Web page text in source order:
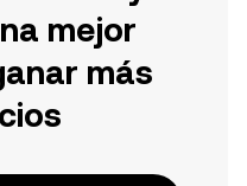
mejor
más